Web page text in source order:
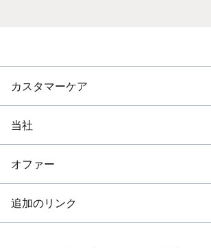
カスタマーケア
当社
オファー
追加のリンク